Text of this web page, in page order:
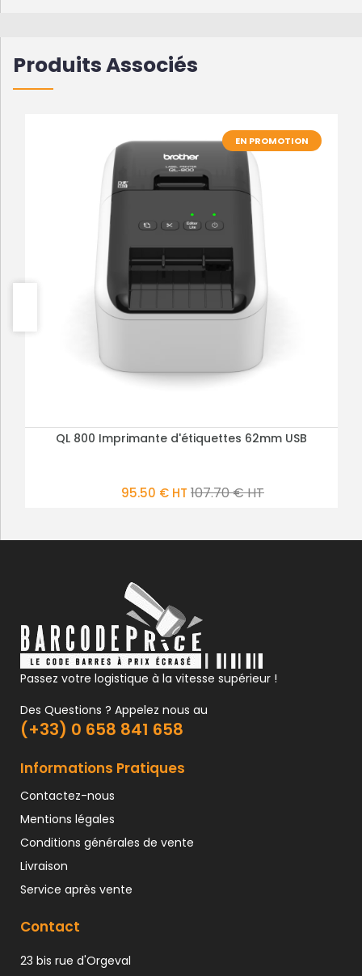
Produits Associés
EN PROMOTION
PLUS DE DÉTAILS
QL 800 Imprimante d'étiquettes 62mm USB
95.50 € HT 107.70 € HT
Passez votre logistique à la vitesse supérieur !
Des Questions ? Appelez nous au
(+33) 0 658 841 658
Informations Pratiques
Contactez-nous
Mentions légales
Conditions générales de vente
Livraison
Service après vente
Contact
23 bis rue d'Orgeval